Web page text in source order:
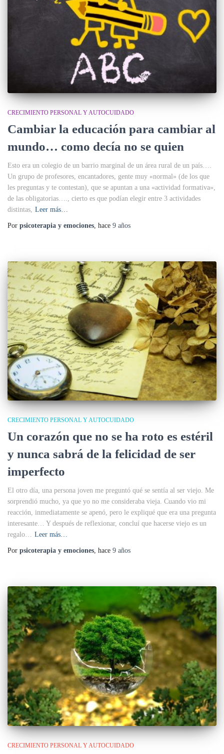
CRECIMIENTO PERSONAL Y AUTOCUIDADO
Cambiar la educación para cambiar al
mundo… como decía no se quien
Esto era un colegio de un barrio marginal de un área rural de un país….
Un grupo de profesores, encantadores, gente muy «normal» (de los que
les preguntas y te contestan), que se apuntan a una «actividad formativa»,
de las obligatorias…., cierto es que podían elegir entre 3 actividades
distintas, Leer más…
Por psicoterapia y emociones , hace 9 años
CRECIMIENTO PERSONAL Y AUTOCUIDADO
Un corazón que no se ha roto es estéril
y nunca sabrá de la felicidad de ser
imperfecto
El otro día, una persona joven me preguntó qué se sentía al ser viejo. Me
sorprendió mucho, ya que yo no me consideraba vieja. Cuando vio mi
reacción, inmediatamente se apenó, pero le expliqué que era una pregunta
interesante… Y después de reflexionar, concluí que hacerse viejo es un
regalo… Leer más…
Por psicoterapia y emociones, hace 9 años
CRECIMIENTO PERSONAL Y AUTOCUIDADO